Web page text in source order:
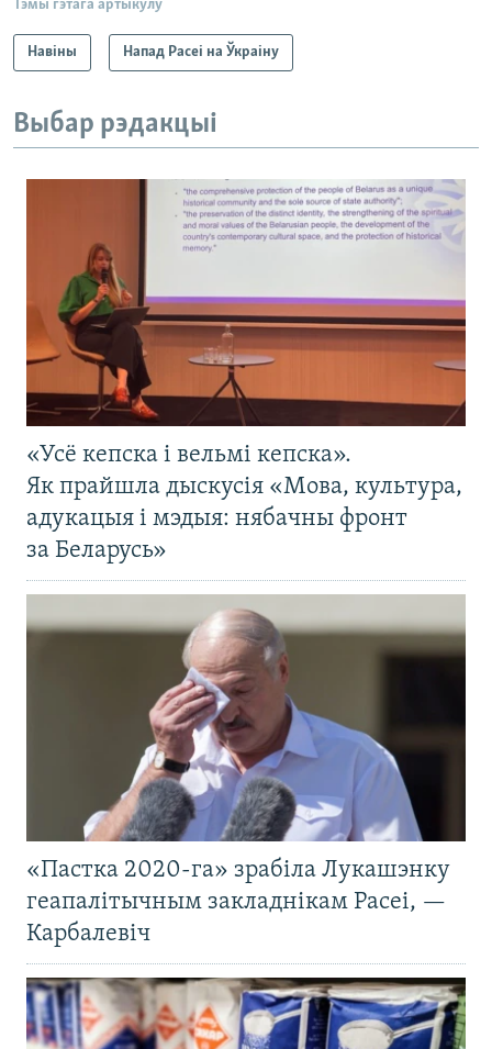
Тэмы гэтага артыкулу
Навіны Напад Расеі на Ўкраіну
Выбар рэдакцыі
«Усё кепска і вельмі кепска».
Як прайшла дыскусія «Мова, культура,
адукацыя і мэдыя: нябачны фронт
за Беларусь»
«Пастка 2020-га» зрабіла Лукашэнку
геапалітычным закладнікам Расеі, —
Карбалевіч